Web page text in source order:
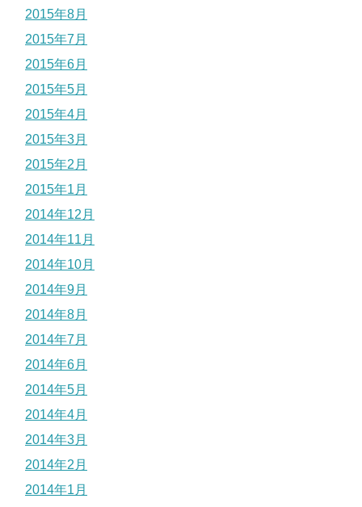
2015年8月
2015年7月
2015年6月
2015年5月
2015年4月
2015年3月
2015年2月
2015年1月
2014年12月
2014年11月
2014年10月
2014年9月
2014年8月
2014年7月
2014年6月
2014年5月
2014年4月
2014年3月
2014年2月
2014年1月